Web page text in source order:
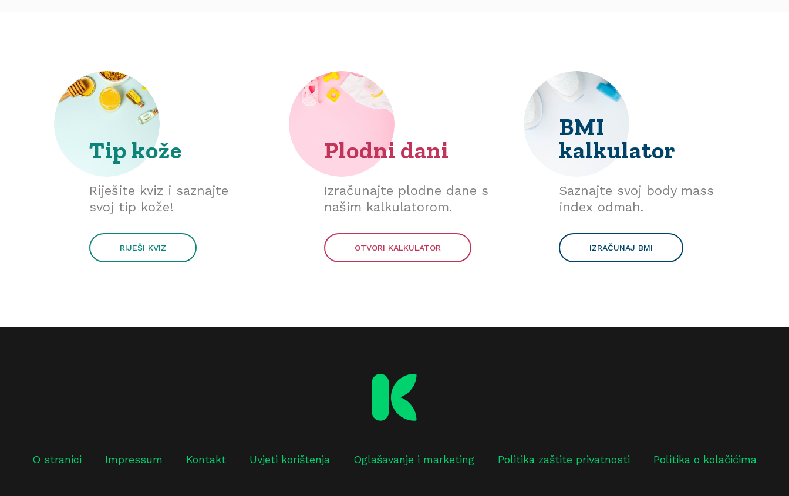
Tip kože
Riješite kviz i saznajte
svoj tip kože!
RIJEŠI KVIZ
Plodni dani
Izračunajte plodne dane s
našim kalkulatorom.
OTVORI KALKULATOR
BMI
kalkulator
Saznajte svoj body mass
index odmah.
IZRAČUNAJ BMI
O stranici Impressum Kontakt Uvjeti korištenja Oglašavanje i marketing Politika zaštite privatnosti Politika o kolačićima